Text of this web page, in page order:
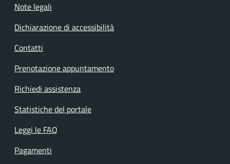
Note legali
Dichiarazione di accessibilità
Contatti
Prenotazione appuntamento
Richiedi assistenza
Statistiche del portale
Leggi le FAQ
Pagamenti